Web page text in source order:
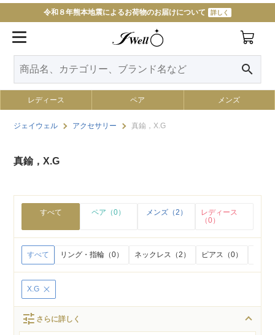
令和８年熊本地震によるお荷物のお届けについて 詳しく
search
レディース ペア メンズ
ジェイウェル アクセサリー 真鍮，X.G
真鍮，X.G
すべて ペア（0） メンズ（2）
レディース
（0）
すべて リング・指輪（0） ネックレス（2） ピアス（0）
X.G
tune さらに詳しく